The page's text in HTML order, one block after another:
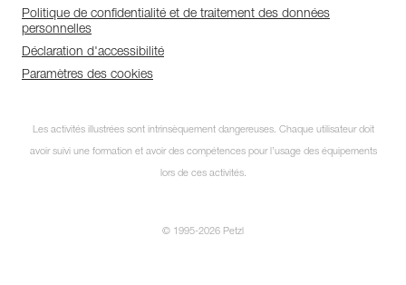
Politique de confidentialité et de traitement des données
personnelles
Déclaration d'accessibilité
Paramètres des cookies
Les activités illustrées sont intrinsèquement dangereuses. Chaque utilisateur doit
avoir suivi une formation et avoir des compétences pour l’usage des équipements
lors de ces activités.
© 1995-2026 Petzl